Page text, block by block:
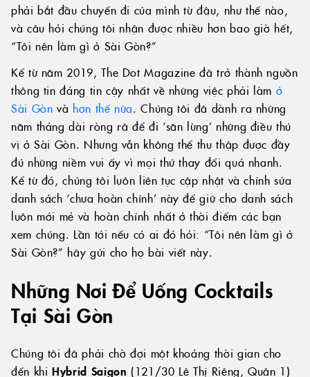
phải bắt đầu chuyến đi của mình từ đâu, như thế nào,
và câu hỏi chúng tôi nhận được nhiều hơn bao giờ hết,
“Tôi nên làm gì ở Sài Gòn?”
Kể từ năm 2019, The Dot Magazine đã trở thành nguồn
thông tin đáng tin cậy nhất về những việc phải làm ở
Sài Gòn và hơn thế nữa. Chúng tôi đã dành ra những
năm tháng dài ròng rã để đi ‘săn lùng’ những điều thú
vị ở Sài Gòn. Nhưng vẫn không thể thu thập được đầy
đủ những niềm vui ấy vì mọi thứ thay đổi quá nhanh.
Kể từ đó, chúng tôi luôn liên tục cập nhật và chỉnh sửa
danh sách ‘chưa hoàn chỉnh’ này để giữ cho danh sách
luôn mới mẻ và hoàn chỉnh nhất ở thời điểm các bạn
xem chúng. Lần tới nếu có ai đó hỏi: “Tôi nên làm gì ở
Sài Gòn?” hãy gửi cho họ bài viết này.
Những Nơi Để Uống Cocktails
Tại Sài Gòn
Chúng tôi đã phải chờ đợi một khoảng thời gian cho
đến khiHybrid Saigon (121/30 Lê Thị Riêng, Quận 1)